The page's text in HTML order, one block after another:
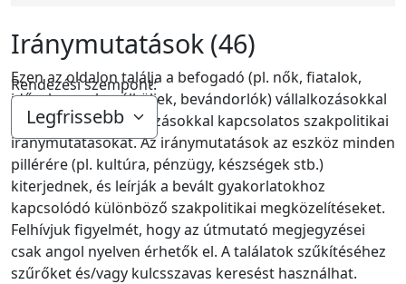
Rendezési szempont:
Iránymutatások (46)
Ezen az oldalon találja a befogadó (pl. nők, fiatalok,
idősek, munkanélküliek, bevándorlók) vállalkozásokkal
és a szociális vállalkozásokkal kapcsolatos szakpolitikai
iránymutatásokat. Az iránymutatások az eszköz minden
pillérére (pl. kultúra, pénzügy, készségek stb.)
kiterjednek, és leírják a bevált gyakorlatokhoz
kapcsolódó különböző szakpolitikai megközelítéseket.
Felhívjuk figyelmét, hogy az útmutató megjegyzései
csak angol nyelven érhetők el. A találatok szűkítéséhez
szűrőket és/vagy kulcsszavas keresést használhat.